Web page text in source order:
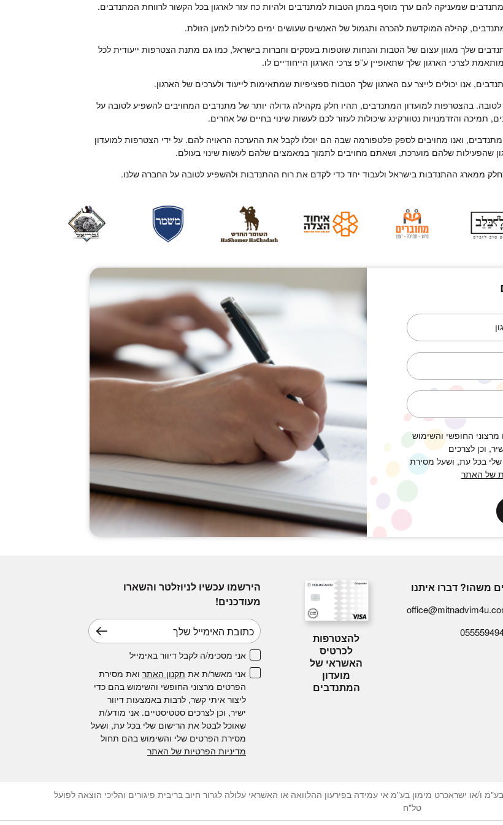
שמעניקה להם ערך מוסף במתן הטבות למתנדבים ולהיות כח עזר לארגון בכל הקשור לרווחת המתנדבים.
קהילה המוקדשת להכרה ותגמול של האנשים שעושים ימים כלילות למען הזולת.
שלך מגוון עצום של הטבות והנחות שוטפות בעסקים וחברות בישראל, כמו גם מתנת הצטרפות ייעודית לכל
לצרכי הארגון שלך שתאופיין ע”פ צרכי הארגון הייחודיים לו.
אנו יכולים לייצר עם הארגון שלך הטבות ספציפיות שמתאימות לייעוד ולערכים של הארגון.
בהצטרפות למועדון המתנדבים, תהיו חלק מקהילה גדולה יותר של מתנדבים המחויבים להשפיע לטובה על
והזדמנויות נטוורקינג שיכולות לעזור לכם לעשות שינוי בחיים של אחרים.
ואנו מחויבים לספק פלטפורמה שבה הם יוכלו לקבל את ההערכה הראויה להם. על ידי הצטרפות למועדון
שהפעילות שלהם מוערכת, ושאתם מחויבים לתמוך במאמצים שלהם לעשות שינוי בעולם.
ממארג ההתנדבות בישראל ולעבוד יחד כדי לקדם את רוח ההתנדבות ולהשפיע לטובה על החברה שלנו.
החופשי והשימוש
וכן לצרכים
בכל עת, ושעל מסירת
של האתר
הירשמו עכשיו לניוזלטר והשארו
מעודכנים!
דוא׳׳ל
אני מסכימ/ה לקבל דיוור באימייל
אני מאשר/ת את תקנון האתרואת מסירת
הפרטים מרצוני החופשי והשימוש בהם כדי
ליצור איתי קשר, לרבות באמצעות דיוור
ישיר, וכן לצרכים סטטיסטיים. אני מודע/ת
שאוכל לבטל את הרישום שלי בכל עת, ושעל
מסירת הפרטים שלי והשימוש בהם תחול
מדיניות הפרטיות של האתר
משהו? דברו איתנו
להצטרפות
לכרטיס
האשראי של
מועדון
המתנדבים
או ישראכרט מימון בע"מ אי עמידה בפירעון ההלוואה או האשראי עלולה לגרור חיוב בריבית פיגורים והליכי הוצאה לפועל
טל"ח